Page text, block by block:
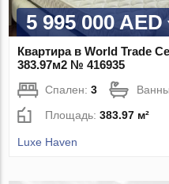
5 995 000 AED
Квартира в World Trade
383.97м2 № 416935
Спален:3
Площадь:383.97 м²
Luxe Haven